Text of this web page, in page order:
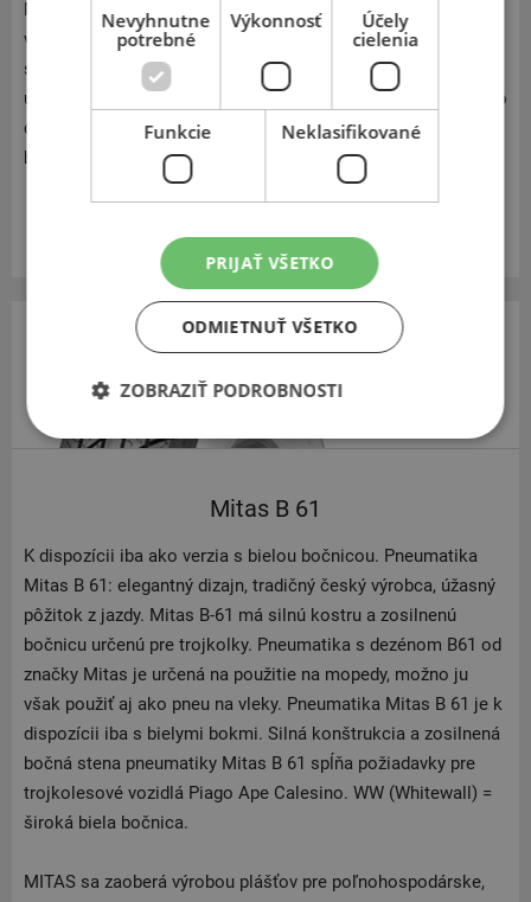
Mitas je jedným z najmodernejších a najvýznamnejších
výrobcov motocyklových pneumatík v Európe, samozrejme
sa mu to darí aj vďaka modernej výrobe a technológiám: Či
už ide o konštrukciu reagujúcu na vonkajšie prostredie, alebo
drážky, ktoré odvádzajú vodu a aktívne prispievajú k väčšej
bezpečnosti.
Mitas B 61
K dispozícii iba ako verzia s bielou bočnicou. Pneumatika
Mitas B 61: elegantný dizajn, tradičný český výrobca, úžasný
pôžitok z jazdy. Mitas B-61 má silnú kostru a zosilnenú
bočnicu určenú pre trojkolky. Pneumatika s dezénom B61 od
značky Mitas je určená na použitie na mopedy, možno ju
však použiť aj ako pneu na vleky. Pneumatika Mitas B 61 je k
dispozícii iba s bielymi bokmi. Silná konštrukcia a zosilnená
bočná stena pneumatiky Mitas B 61 spĺňa požiadavky pre
trojkolesové vozidlá Piago Ape Calesino. WW (Whitewall) =
široká biela bočnica.
MITAS sa zaoberá výrobou plášťov pre poľnohospodárske,
Nevyhnutne
potrebné
Výkonnosť
Účely
cielenia
Funkcie Neklasifikované
PRIJAŤ VŠETKO
ODMIETNUŤ VŠETKO
ZOBRAZIŤ PODROBNOSTI